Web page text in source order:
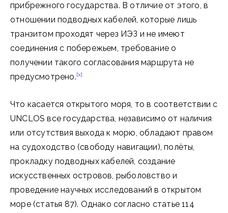
прибрежного государства. В отличие от этого, в
отношении подводных кабелей, которые лишь
транзитом проходят через ИЭЗ и не имеют
соединения с побережьем, требование о
получении такого согласования маршрута не
предусмотрено.[x]
Что касается открытого моря, то в соответствии с
UNCLOS все государства, независимо от наличия
или отсутствия выхода к морю, обладают правом
на судоходство (свободу навигации), полёты,
прокладку подводных кабелей, создание
искусственных островов, рыболовство и
проведение научных исследований в открытом
море (статья 87). Однако согласно статье 114